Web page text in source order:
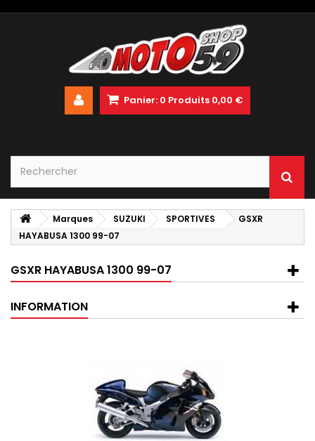
Panier: 0 Produits 0,00 €
Marques SUZUKI SPORTIVES
GSXR
HAYABUSA 1300 99-07
GSXR HAYABUSA 1300 99-07
INFORMATION